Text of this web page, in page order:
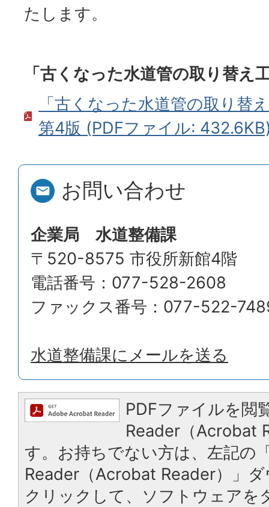
たします。
「古くなった水道管の取り替え
「古くなった水道管の取り替
第4版 (PDFファイル:
お問い合わせ
企業局 水道整備課
〒520-8575 市役所新館4階
電話番号：077-528-2608
ファックス番号：077-522-
水道整備課にメールを送る
PDFファイルを閲
Reader（Acrobat
す。お持ちでない方は、左記の
Reader（Acrobat Reader）」
クリックして、ソフトウェアを